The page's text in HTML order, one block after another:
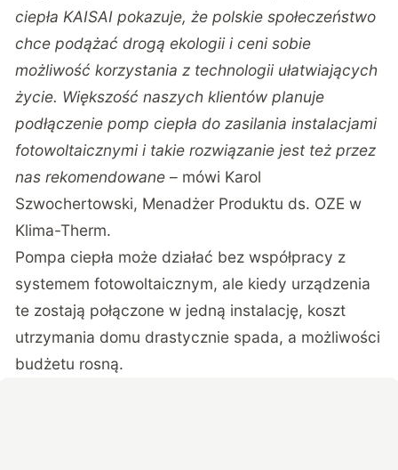
ciepła KAISAI pokazuje, że polskie społeczeństwo
chce podążać drogą ekologii i ceni sobie
możliwość korzystania z technologii ułatwiających
życie. Większość naszych klientów planuje
podłączenie pomp ciepła do zasilania instalacjami
fotowoltaicznymi i takie rozwiązanie jest też przez
nas rekomendowane– mówi Karol
Szwochertowski, Menadżer Produktu ds. OZE w
Klima-Therm.
Pompa ciepła może działać bez współpracy z
systemem fotowoltaicznym, ale kiedy urządzenia
te zostają połączone w jedną instalację, koszt
utrzymania domu drastycznie spada, a możliwości
budżetu rosną.